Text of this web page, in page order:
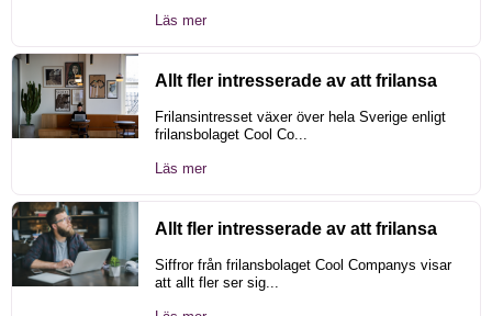
Läs mer
Allt fler intresserade av att frilansa
Frilansintresset växer över hela Sverige enligt
frilansbolaget Cool Co...
Läs mer
Allt fler intresserade av att frilansa
Siffror från frilansbolaget Cool Companys visar
att allt fler ser sig...